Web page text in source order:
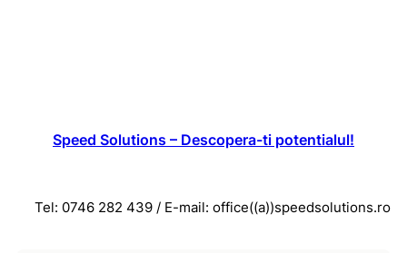
Speed Solutions – Descopera-ti potentialul!
Tel: 0746 282 439 / E-mail: office((a))speedsolutions.ro